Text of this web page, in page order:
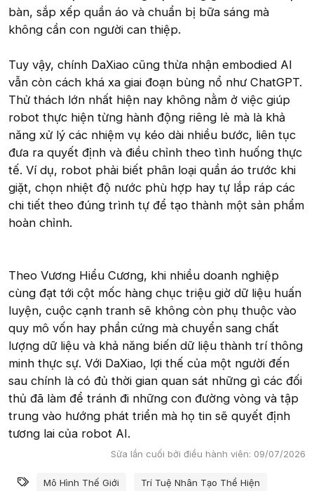
bàn, sắp xếp quần áo và chuẩn bị bữa sáng mà
không cần con người can thiệp.
Tuy vậy, chính DaXiao cũng thừa nhận embodied AI
vẫn còn cách khá xa giai đoạn bùng nổ như ChatGPT.
Thử thách lớn nhất hiện nay không nằm ở việc giúp
robot thực hiện từng hành động riêng lẻ mà là khả
năng xử lý các nhiệm vụ kéo dài nhiều bước, liên tục
đưa ra quyết định và điều chỉnh theo tình huống thực
tế. Ví dụ, robot phải biết phân loại quần áo trước khi
giặt, chọn nhiệt độ nước phù hợp hay tự lắp ráp các
chi tiết theo đúng trình tự để tạo thành một sản phẩm
hoàn chỉnh.
Theo Vương Hiểu Cương, khi nhiều doanh nghiệp
cùng đạt tới cột mốc hàng chục triệu giờ dữ liệu huấn
luyện, cuộc cạnh tranh sẽ không còn phụ thuộc vào
quy mô vốn hay phần cứng mà chuyển sang chất
lượng dữ liệu và khả năng biến dữ liệu thành trí thông
minh thực sự. Với DaXiao, lợi thế của một người đến
sau chính là có đủ thời gian quan sát những gì các đối
thủ đã làm để tránh đi những con đường vòng và tập
trung vào hướng phát triển mà họ tin sẽ quyết định
tương lai của robot AI.
Sửa lần cuối bởi điều hành viên: 09/07/2026
Từ khóa
Mô Hình Thế Giới Trí Tuệ Nhân Tạo Thể Hiện